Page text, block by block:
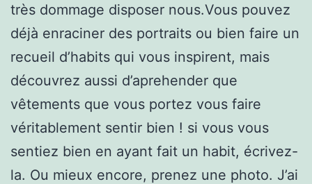
très dommage disposer nous.Vous pouvez
déjà enraciner des portraits ou bien faire un
recueil d’habits qui vous inspirent, mais
découvrez aussi d’aprehender que
vêtements que vous portez vous faire
véritablement sentir bien ! si vous vous
sentiez bien en ayant fait un habit, écrivez-
la. Ou mieux encore, prenez une photo. J’ai